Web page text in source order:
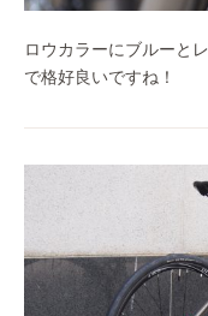
ロウカラーにブルーと
で格好良いですね！